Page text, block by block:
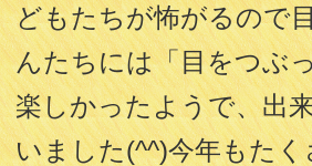
どもたちが怖がるので
んたちには「目をつぶ
楽しかったようで、出
いました(^^)今年もた